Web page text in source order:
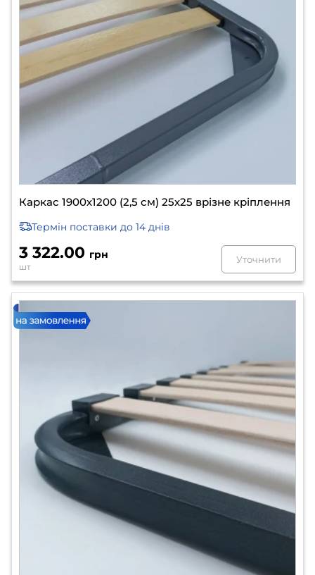
Каркас 1900х1200 (2,5 см) 25х25 врізне кріплення
Термін поставки до 14 днів
3 322.00 грн
шт
Уточнити